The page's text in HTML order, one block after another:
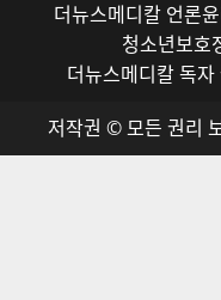
더뉴스메디칼 언론
청소년보호
더뉴스메디칼 독
저작권 © 모든 권리